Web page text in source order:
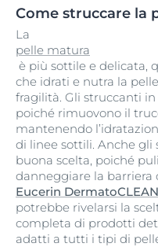
Come struccare la
La
pelle matura
è più sottile e delicata,
che idrati e nutra la
fragilità. Gli struccanti
poiché rimuovono il
mantenendo
di linee sottili. Anche
buona scelta, poiché
danneggiare la barriera
Eucerin
potrebbe rivelarsi la
completa di prodotti
adatti a tutti i tipi di